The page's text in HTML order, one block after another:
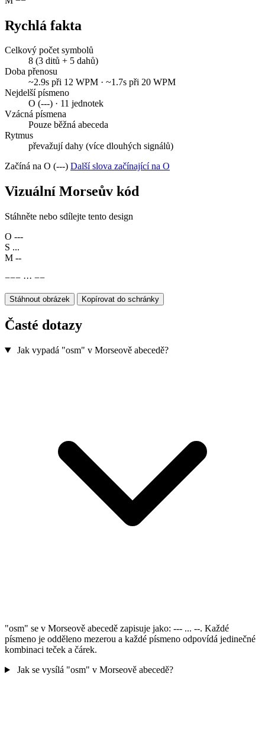
Rychlá fakta
Celkový počet symbolů
8 (3 ditů + 5 dahů)
Doba přenosu
~2.9s při 12 WPM · ~1.7s při 20 WPM
Nejdelší písmeno
O (---) · 11 jednotek
Vzácná písmena
Pouze běžná abeceda
Rytmus
převažují dahy (více dlouhých signálů)
Začíná na O (---) Další slova začínající na O
Vizuální Morseův kód
Stáhněte nebo sdílejte tento design
O ---
S ...
M --
−−− ··· −−
Stáhnout obrázek Kopírovat do schránky
Časté dotazy
Jak vypadá "osm" v Morseově abecedě?
"osm" se v Morseově abecedě zapisuje jako: --- ... --. Každé
písmeno je odděleno mezerou a každé písmeno odpovídá jedinečné
kombinaci teček a čárek.
Jak se vysílá "osm" v Morseově abecedě?